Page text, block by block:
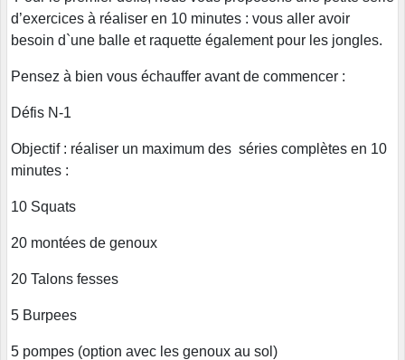
d’exercices à réaliser en 10 minutes : vous aller avoir
besoin d`une balle et raquette également pour les jongles.
Pensez à bien vous échauffer avant de commencer :
Défis N-1
Objectif : réaliser un maximum des séries complètes en 10
minutes :
10 Squats
20 montées de genoux
20 Talons fesses
5 Burpees
5 pompes (option avec les genoux au sol)